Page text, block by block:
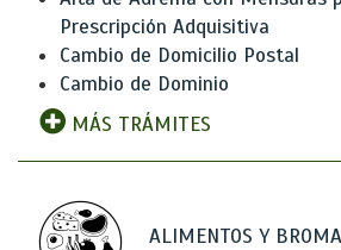
Prescripción Adquisitiva
Cambio de Domicilio Postal
Cambio de Dominio
MÁS TRÁMITES
ALIMENTOS Y